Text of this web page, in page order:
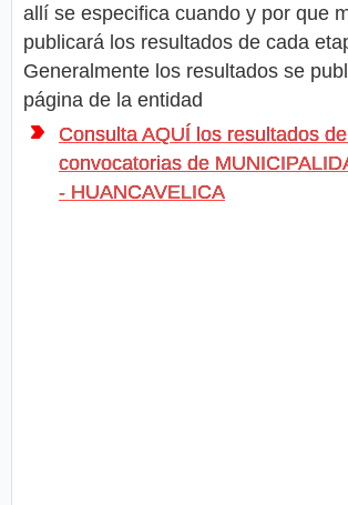
allí se especifica cuando y por que
publicará los resultados de cada
Generalmente los resultados se
página de la entidad
Consulta AQUÍ los resultados
convocatorias de
- HUANCAVELICA